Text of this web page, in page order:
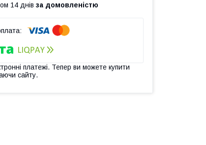
14 днів за домовленістю
платежі. Тепер ви можете купити
сайту.